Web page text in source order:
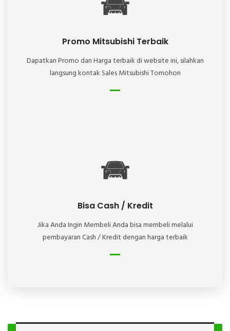
Promo Mitsubishi Terbaik
Dapatkan Promo dan Harga terbaik di website ini, silahkan
langsung kontak Sales Mitsubishi Tomohon
Bisa Cash / Kredit
Jika Anda Ingin Membeli Anda bisa membeli melalui
pembayaran Cash / Kredit dengan harga terbaik